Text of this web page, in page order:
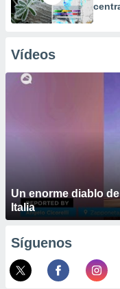
Vídeos
Un enorme diablo
Italia
Síguenos